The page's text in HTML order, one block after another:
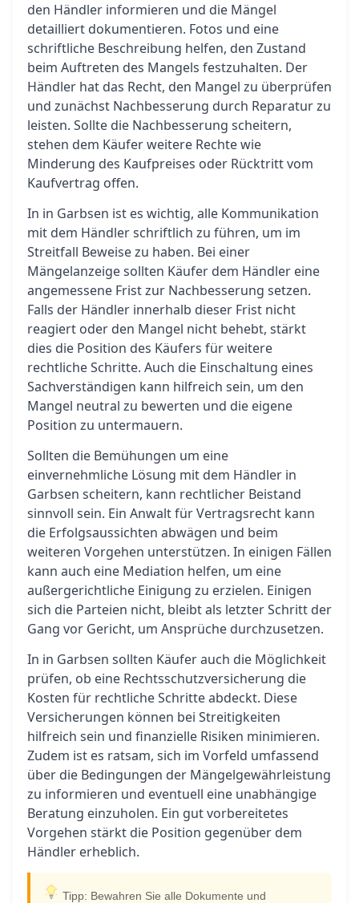
den Händler informieren und die Mängel
detailliert dokumentieren. Fotos und eine
schriftliche Beschreibung helfen, den Zustand
beim Auftreten des Mangels festzuhalten. Der
Händler hat das Recht, den Mangel zu überprüfen
und zunächst Nachbesserung durch Reparatur zu
leisten. Sollte die Nachbesserung scheitern,
stehen dem Käufer weitere Rechte wie
Minderung des Kaufpreises oder Rücktritt vom
Kaufvertrag offen.
In in Garbsen ist es wichtig, alle Kommunikation
mit dem Händler schriftlich zu führen, um im
Streitfall Beweise zu haben. Bei einer
Mängelanzeige sollten Käufer dem Händler eine
angemessene Frist zur Nachbesserung setzen.
Falls der Händler innerhalb dieser Frist nicht
reagiert oder den Mangel nicht behebt, stärkt
dies die Position des Käufers für weitere
rechtliche Schritte. Auch die Einschaltung eines
Sachverständigen kann hilfreich sein, um den
Mangel neutral zu bewerten und die eigene
Position zu untermauern.
Sollten die Bemühungen um eine
einvernehmliche Lösung mit dem Händler in
Garbsen scheitern, kann rechtlicher Beistand
sinnvoll sein. Ein Anwalt für Vertragsrecht kann
die Erfolgsaussichten abwägen und beim
weiteren Vorgehen unterstützen. In einigen Fällen
kann auch eine Mediation helfen, um eine
außergerichtliche Einigung zu erzielen. Einigen
sich die Parteien nicht, bleibt als letzter Schritt der
Gang vor Gericht, um Ansprüche durchzusetzen.
In in Garbsen sollten Käufer auch die Möglichkeit
prüfen, ob eine Rechtsschutzversicherung die
Kosten für rechtliche Schritte abdeckt. Diese
Versicherungen können bei Streitigkeiten
hilfreich sein und finanzielle Risiken minimieren.
Zudem ist es ratsam, sich im Vorfeld umfassend
über die Bedingungen der Mängelgewährleistung
zu informieren und eventuell eine unabhängige
Beratung einzuholen. Ein gut vorbereitetes
Vorgehen stärkt die Position gegenüber dem
Händler erheblich.
Tipp: Bewahren Sie alle Dokumente und